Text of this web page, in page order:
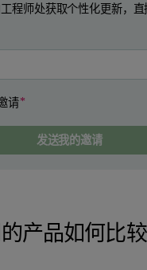
程师处获取个性化更新，
请
发送我的邀请
产品如何比较